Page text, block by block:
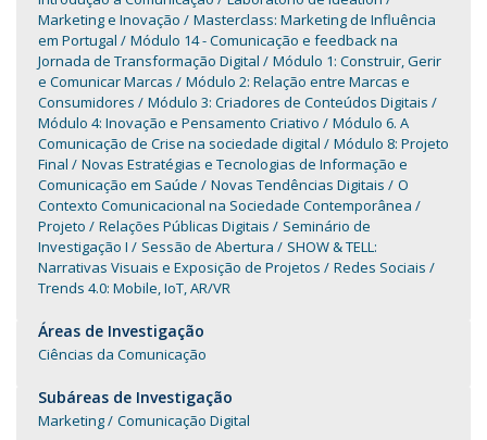
Marketing e Inovação
Masterclass: Marketing de Influência
em Portugal
Módulo 14 - Comunicação e feedback na
Jornada de Transformação Digital
Módulo 1: Construir, Gerir
e Comunicar Marcas
Módulo 2: Relação entre Marcas e
Consumidores
Módulo 3: Criadores de Conteúdos Digitais
Módulo 4: Inovação e Pensamento Criativo
Módulo 6. A
Comunicação de Crise na sociedade digital
Módulo 8: Projeto
Final
Novas Estratégias e Tecnologias de Informação e
Comunicação em Saúde
Novas Tendências Digitais
O
Contexto Comunicacional na Sociedade Contemporânea
Projeto
Relações Públicas Digitais
Seminário de
Investigação I
Sessão de Abertura
SHOW & TELL:
Narrativas Visuais e Exposição de Projetos
Redes Sociais
Trends 4.0: Mobile, IoT, AR/VR
Áreas de Investigação
Ciências da Comunicação
Subáreas de Investigação
Marketing Comunicação Digital